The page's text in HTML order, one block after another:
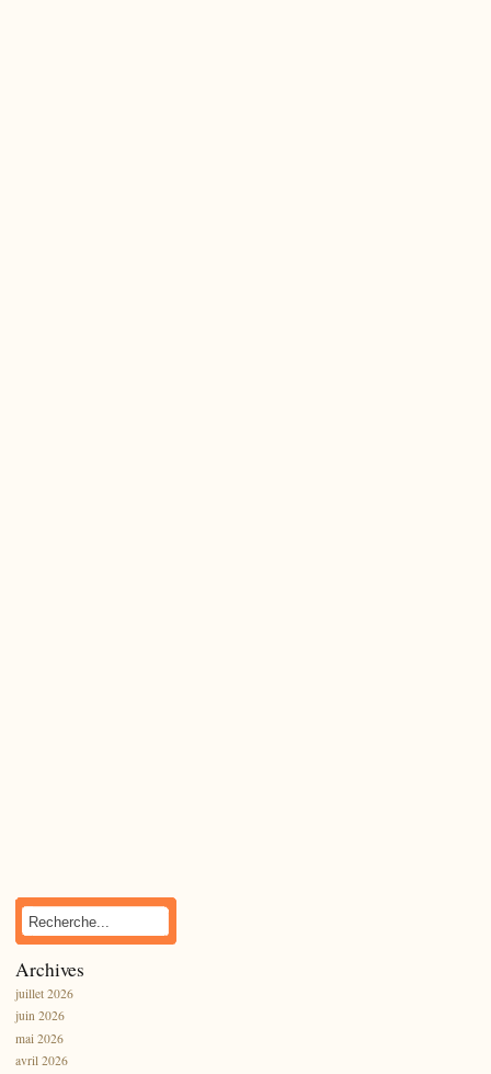
Archives
juillet 2026
juin 2026
mai 2026
avril 2026